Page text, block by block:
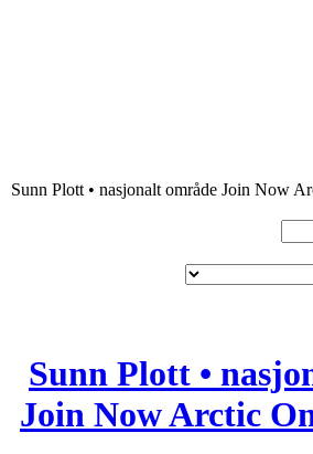
/ Sunn Plott • nasjonalt område Join Now
Sunn Plott •
Join Now Arctic